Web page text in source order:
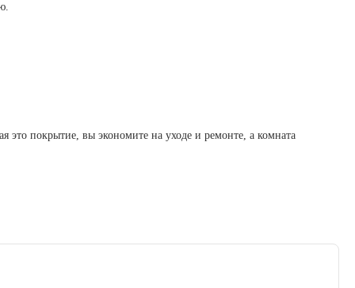
покрытие, вы экономите на уходе и ремонте, а комната